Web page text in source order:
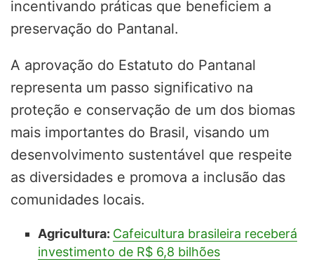
incentivando práticas que beneficiem a
preservação do Pantanal.
A aprovação do Estatuto do Pantanal
representa um passo significativo na
proteção e conservação de um dos biomas
mais importantes do Brasil, visando um
desenvolvimento sustentável que respeite
as diversidades e promova a inclusão das
comunidades locais.
Agricultura: Cafeicultura brasileira receberá
investimento de R$ 6,8 bilhões